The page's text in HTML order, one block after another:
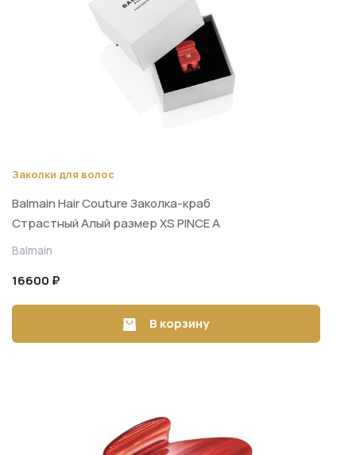
Заколки для волос
Balmain Hair Couture Заколка-краб
Страстный Алый размер XS PINCE A
CHEVEUX EXTRA SMALL
Balmain
16600 ₽
В корзину